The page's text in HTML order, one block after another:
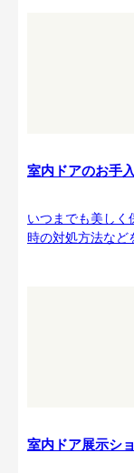
室内ドアのお手
いつまでも美しく
時の対処方法など
室内ドア展示シ